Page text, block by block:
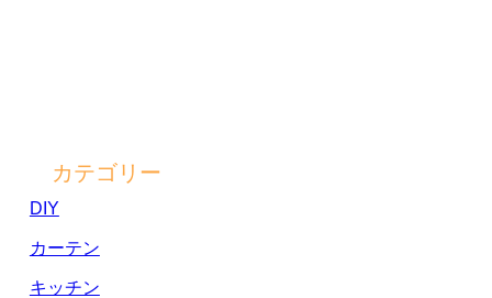
カテゴリー
DIY
カーテン
キッチン